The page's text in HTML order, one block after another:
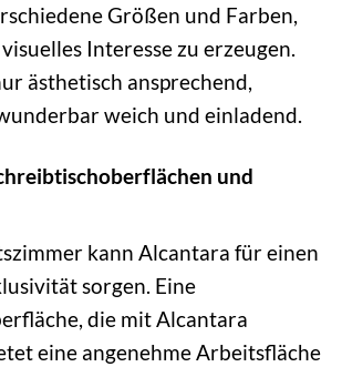
Größen und Farben,
Interesse zu erzeugen.
ästhetisch ansprechend,
weich und einladend.
und
kann Alcantara für einen
sorgen. Eine
die mit Alcantara
eine angenehme Arbeitsfläche